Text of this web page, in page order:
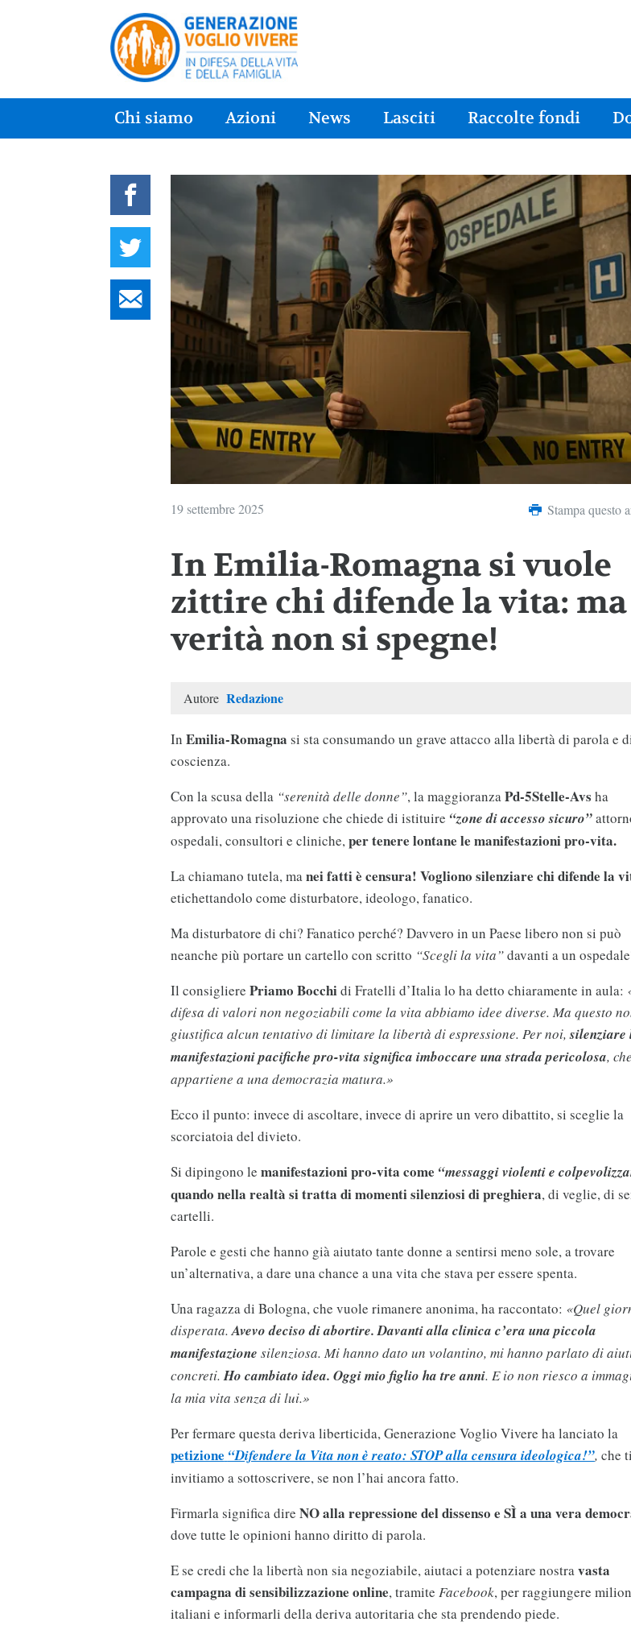
Chi siamo Azioni News Lasciti Raccolte fondi
19 settembre 2025 Stampa questo
In Emilia-Romagna si vuole
zittire chi difende la vita:
verità non si spegne!
Autore Redazione
In Emilia-Romagna si sta consumando un grave attacco alla libertà di parola e
coscienza.
Con la scusa della “serenità delle donne”, la maggioranzaPd-5Stelle-Avs ha
approvato una risoluzione che chiede di istituire “zone di accesso sicuro”
ospedali, consultori e cliniche,per tenere lontane le manifestazioni pro-vita.
La chiamano tutela, manei fatti è censura! Vogliono silenziare chi difende la
etichettandolo come disturbatore, ideologo, fanatico.
Ma disturbatore di chi? Fanatico perché? Davvero in un Paese libero non si può
neanche più portare un cartello con scritto “Scegli la vita”davanti a un
Il consigliere Priamo Bocchidi Fratelli d’Italia lo ha detto chiaramente in aula:
difesa di valori non negoziabili come la vita abbiamo idee diverse. Ma questo
giustifica alcun tentativo di limitare la libertà di espressione. Per noi,silenziare
manifestazioni pacifiche pro-vita significa imboccare una strada pericolosa,
appartiene a una democrazia matura.»
Ecco il punto: invece di ascoltare, invece di aprire un vero dibattito, si sceglie la
scorciatoia del divieto.
Si dipingono le manifestazioni pro-vita come “messaggi violenti e
quando nella realtà si tratta di momenti silenziosi di preghiera, di veglie, di
cartelli.
Parole e gesti che hanno già aiutato tante donne a sentirsi meno sole, a trovare
un’alternativa, a dare una chance a una vita che stava per essere spenta.
Una ragazza di Bologna, che vuole rimanere anonima, ha raccontato: «Quel
disperata.Avevo deciso di abortire. Davanti alla clinica c’era una piccola
manifestazione silenziosa. Mi hanno dato un volantino, mi hanno parlato di
concreti.Ho cambiato idea. Oggi mio figlio ha tre anni. E io non riesco a
la mia vita senza di lui.»
Per fermare questa deriva liberticida, Generazione Voglio Vivere ha lanciato la
petizione “Difendere la Vita non è reato: STOP alla censura ideologica!”, che ti
invitiamo a sottoscrivere, se non l’hai ancora fatto.
Firmarla significa dire NO alla repressione del dissenso e SÌ a una vera
dove tutte le opinioni hanno diritto di parola.
E se credi che la libertà non sia negoziabile, aiutaci a potenziare nostravasta
campagna di sensibilizzazione online, tramite Facebook, per raggiungere
italiani e informarli della deriva autoritaria che sta prendendo piede.